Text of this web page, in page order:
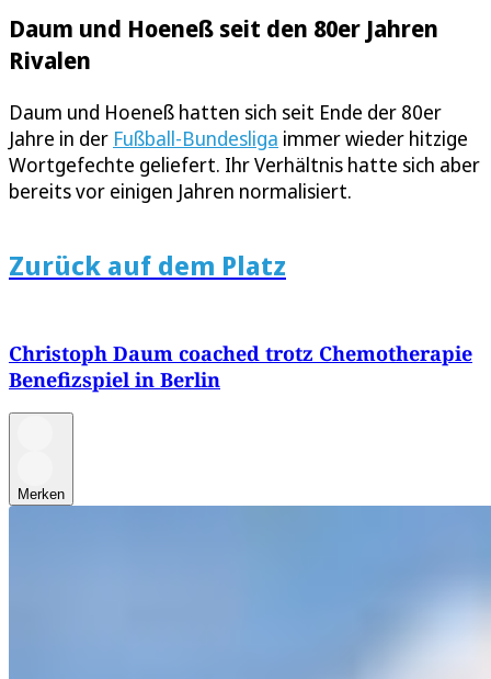
Daum und Hoeneß seit den 80er Jahren
Rivalen
Daum und Hoeneß hatten sich seit Ende der 80er
Jahre in der Fußball-Bundesliga immer wieder hitzige
Wortgefechte geliefert. Ihr Verhältnis hatte sich aber
bereits vor einigen Jahren normalisiert.
Zurück auf dem Platz
Christoph Daum coached trotz Chemotherapie
Benefizspiel in Berlin
Merken